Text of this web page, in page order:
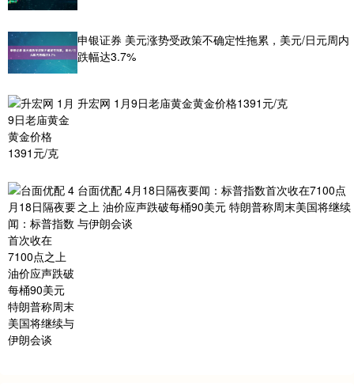
申银证券 美元涨势受政策不确定性拖累，美元/日元周内
跌幅达3.7%
升宏网 1月9日老庙黄金黄金价格1391元/克
台面优配 4月18日隔夜要闻：标普指数首次收在7100点
之上 油价应声跌破每桶90美元 特朗普称周末美国将继续
与伊朗会谈